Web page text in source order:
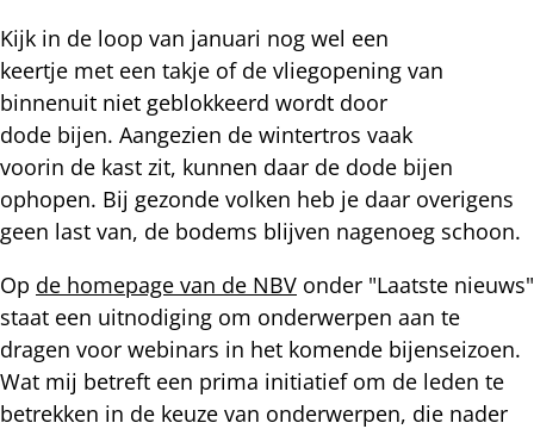
Kijk in de loop van januari nog wel een
keertje met een takje of de vliegopening van
binnenuit niet geblokkeerd wordt door
dode bijen. Aangezien de wintertros vaak
voorin de kast zit, kunnen daar de dode bijen
ophopen. Bij gezonde volken heb je daar overigens
geen last van, de bodems blijven nagenoeg schoon.
Op de homepage van de NBV onder "Laatste nieuws"
staat een uitnodiging om onderwerpen aan te
dragen voor webinars in het komende bijenseizoen.
Wat mij betreft een prima initiatief om de leden te
betrekken in de keuze van onderwerpen, die nader